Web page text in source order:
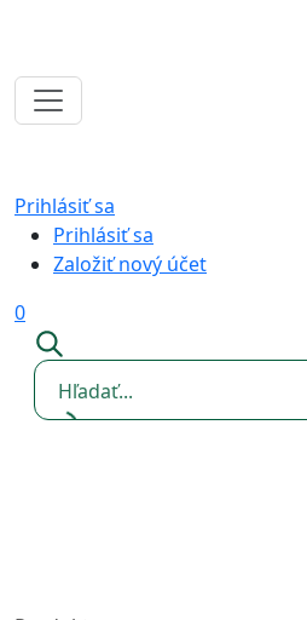
Prihlásiť sa
Prihlásiť sa
Založiť nový účet
0